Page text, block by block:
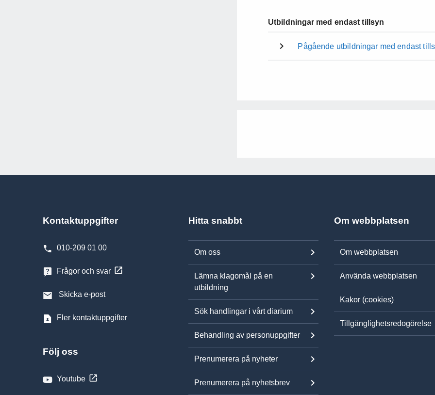
Utbildningar med endast tillsyn
Pågående utbildningar med endast
Kontaktuppgifter
010-209 01 00
Frågor och svar
Skicka e-post
Fler kontaktuppgifter
Följ oss
Youtube
Hitta snabbt
Om oss
Lämna klagomål på en
utbildning
Sök handlingar i vårt diarium
Behandling av personuppgifter
Prenumerera på nyheter
Prenumerera på nyhetsbrev
Om webbplatsen
Om webbplatsen
Använda webbplatsen
Kakor (cookies)
Tillgänglighetsredogörelse